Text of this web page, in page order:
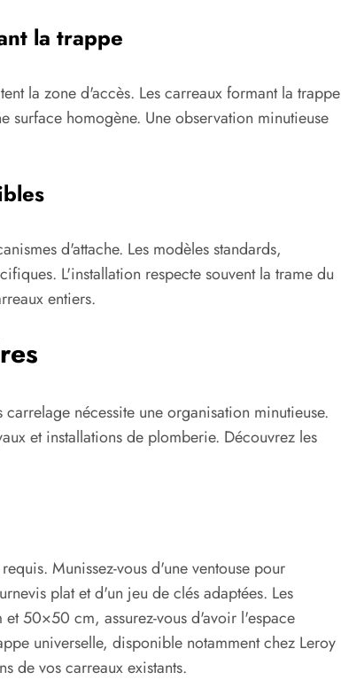
la trappe
la zone d'accès. Les carreaux formant la trappe
surface homogène. Une observation minutieuse
d'attache. Les modèles standards,
L'installation respecte souvent la trame du
entiers.
nécessite une organisation minutieuse.
et installations de plomberie. Découvrez les
Munissez-vous d'une ventouse pour
plat et d'un jeu de clés adaptées. Les
50×50 cm, assurez-vous d'avoir l'espace
universelle, disponible notamment chez Leroy
de vos carreaux existants.